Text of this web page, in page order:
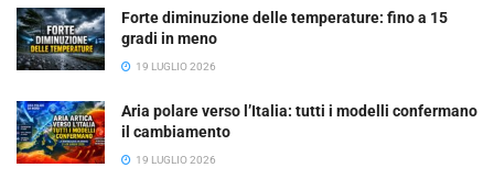
Forte diminuzione delle temperature: fino a 15
gradi in meno
19 LUGLIO 2026
Aria polare verso l’Italia: tutti i modelli confermano
il cambiamento
19 LUGLIO 2026